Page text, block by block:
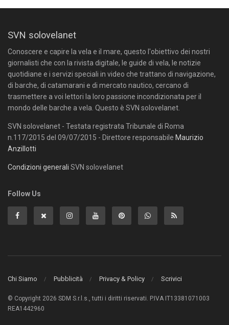
SVN solovelanet
Conoscere e capire la vela e il mare, questo l'obiettivo dei nostri
giornalisti che con la rivista digitale, le guide di vela, le notizie
quotidiane e i servizi speciali in video che trattano di navigazione,
di barche, di catamarani e di mercato nautico, cercano di
trasmettere a voi lettori la loro passione incondizionata per il
mondo delle barche a vela. Questo è SVN solovelanet.
SVN solovelanet - Testata registrata Tribunale di Roma
n.117/2015 del 09/07/2015 - Direttore responsabile Maurizio
Anzillotti
Condizioni generali SVN solovelanet
Follow Us
Chi Siamo Pubblicità Privacy & Policy Scrivici
© Copyright 2026 SDM S.r.l.s., tutti i diritti riservati. P.IVA IT13381071003
REA1442960